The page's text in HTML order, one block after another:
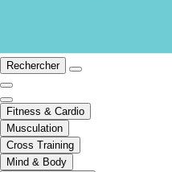
Rechercher
Fitness & Cardio
Musculation
Cross Training
Mind & Body